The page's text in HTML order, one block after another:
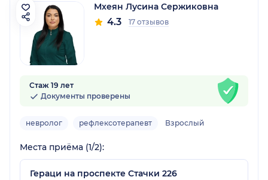
Мхеян Лусина Сержиковна
4.3 17 отзывов
Стаж 19 лет
Документы проверены
невролог рефлексотерапевт Взрослый
Места приёма (1/2):
Гераци на проспекте Стачки 226